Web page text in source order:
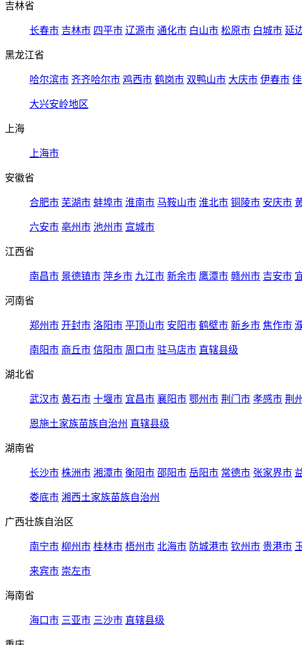
吉林省
长春市 吉林市 四平市 辽源市 通化市 白山市 松原市 白城市 延
黑龙江省
哈尔滨市 齐齐哈尔市 鸡西市 鹤岗市 双鸭山市 大庆市 伊春市
大兴安岭地区
上海
上海市
安徽省
合肥市 芜湖市 蚌埠市 淮南市 马鞍山市 淮北市 铜陵市 安庆市
六安市 亳州市 池州市 宣城市
江西省
南昌市 景德镇市 萍乡市 九江市 新余市 鹰潭市 赣州市 吉安市
河南省
郑州市 开封市 洛阳市 平顶山市 安阳市 鹤壁市 新乡市 焦作市
南阳市 商丘市 信阳市 周口市 驻马店市 直辖县级
湖北省
武汉市 黄石市 十堰市 宜昌市 襄阳市 鄂州市 荆门市 孝感市 荆
恩施土家族苗族自治州 直辖县级
湖南省
长沙市 株洲市 湘潭市 衡阳市 邵阳市 岳阳市 常德市 张家界市
娄底市 湘西土家族苗族自治州
广西壮族自治区
南宁市 柳州市 桂林市 梧州市 北海市 防城港市 钦州市 贵港市
来宾市 崇左市
海南省
海口市 三亚市 三沙市 直辖县级